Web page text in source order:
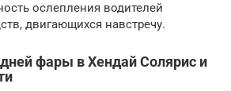
ослепления водителей
двигающихся навстречу.
фары в Хендай Солярис и